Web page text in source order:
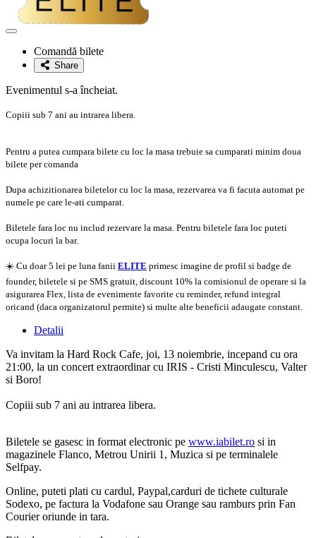
Adaugă
favoriteComandă bilete
Share
Evenimentul s-a încheiat.
Copiii sub 7 ani au intrarea libera.
Pentru a putea cumpara bilete cu loc la masa trebuie sa cumparati minim doua
bilete per comanda
Dupa achizitionarea biletelor cu loc la masa, rezervarea va fi facuta automat pe
numele pe care le-ati cumparat.
Biletele fara loc nu includ rezervare la masa. Pentru biletele fara loc puteti
ocupa locuri la bar.
☀️ Cu doar 5 lei pe luna fanii ELITE primesc imagine de profil si badge de
founder, biletele si pe SMS gratuit, discount 10% la comisionul de operare si la
asigurarea Flex, lista de evenimente favorite cu reminder, refund integral
oricand (daca organizatorul permite) si multe alte beneficii adaugate constant.
Detalii
Va invitam la Hard Rock Cafe, joi, 13 noiembrie, incepand cu ora
21:00, la un concert extraordinar cu IRIS - Cristi Minculescu, Valter
si Boro!
Copiii sub 7 ani au intrarea libera.
Biletele se gasesc in format electronic pe www.iabilet.ro si in
magazinele Flanco, Metrou Unirii 1, Muzica si pe terminalele
Selfpay.
Online, puteti plati cu cardul, Paypal,carduri de tichete culturale
Sodexo, pe factura la Vodafone sau Orange sau ramburs prin Fan
Courier oriunde in tara.